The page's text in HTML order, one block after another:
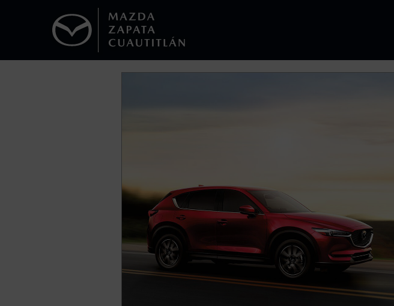
modificar las especificaciones y los precios de sus productos, sin aviso